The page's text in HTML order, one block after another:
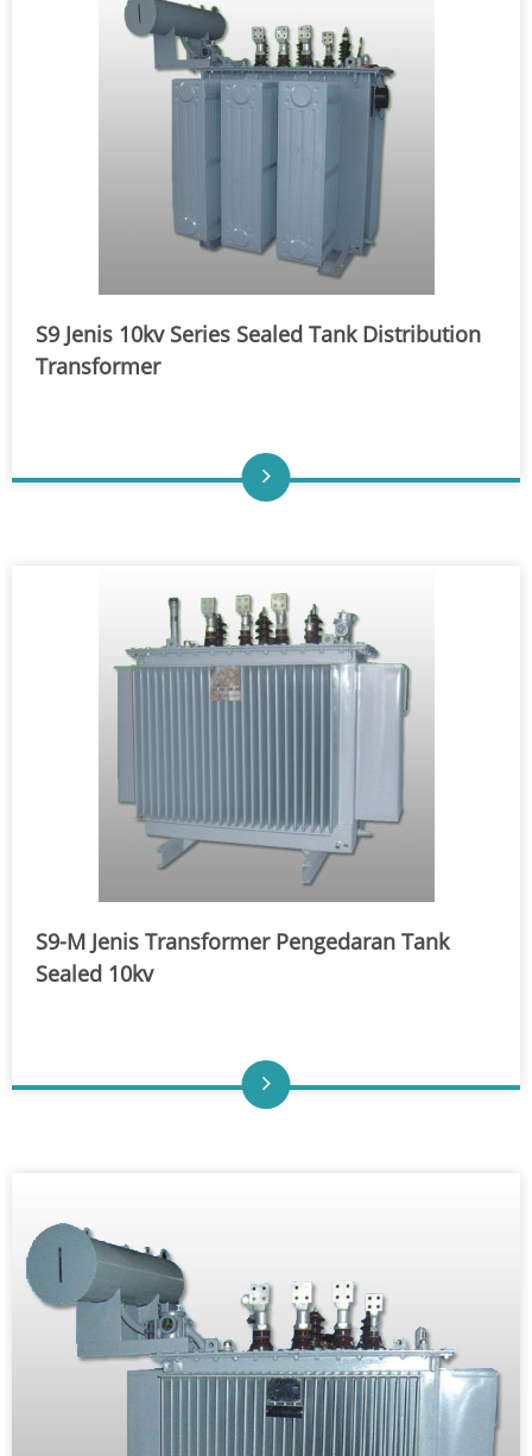
S9 Jenis 10kv Series Sealed Tank Distribution
Transformer
S9-M Jenis Transformer Pengedaran Tank
Sealed 10kv